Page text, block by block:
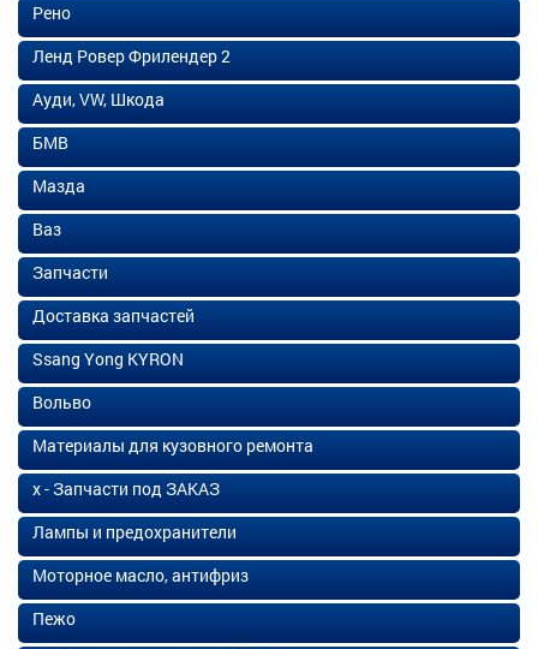
Рено
Ленд Ровер Фрилендер 2
Ауди, VW, Шкода
БМВ
Мазда
Ваз
Запчасти
Доставка запчастей
Ssang Yong KYRON
Вольво
Материалы для кузовного ремонта
х - Запчасти под ЗАКАЗ
Лампы и предохранители
Моторное масло, антифриз
Пежо